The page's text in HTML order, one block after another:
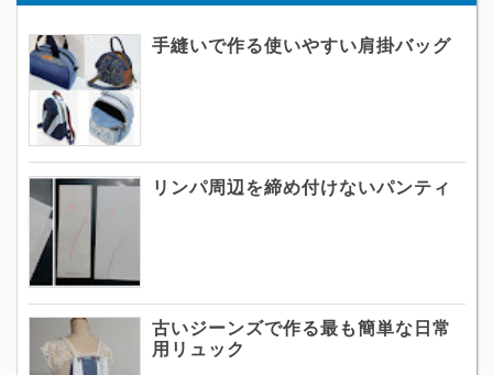
手縫いで作る使いやすい肩掛バッグ
リンパ周辺を締め付けないパンティ
古いジーンズで作る最も簡単な日常
用リュック